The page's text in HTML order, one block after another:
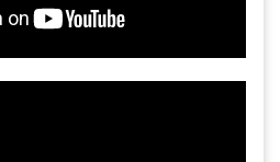
Âu
nghiệp là gì? Ứng dụng, cấu